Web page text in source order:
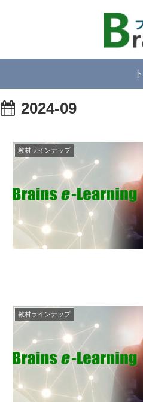
2024-09
教材ラインナップ
教材ラインナップ